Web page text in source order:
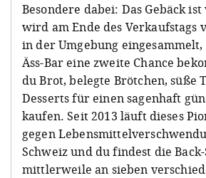
Besondere dabei: Das Gebäck
wird am Ende des Verkaufstags
in der Umgebung
Äss-Bar eine zweite Chance
du Brot, belegte Brötchen, süße
Desserts für einen sagenhaft
kaufen. Seit 2013 läuft dieses
gegen
Schweiz und du findest die Back-
mittlerweile an sieben